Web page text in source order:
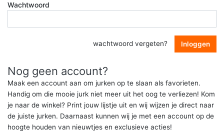
Wachtwoord
wachtwoord vergeten? Inloggen
Nog geen account?
Maak een account aan om jurken op te slaan als favorieten.
Handig om die mooie jurk niet meer uit het oog te verliezen! Kom
je naar de winkel? Print jouw lijstje uit en wij wijzen je direct naar
de juiste jurken. Daarnaast kunnen wij je met een account op de
hoogte houden van nieuwtjes en exclusieve acties!